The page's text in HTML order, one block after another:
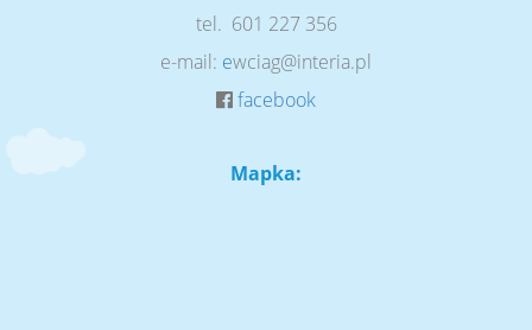
tel. 601 227 356
e-mail: ewciag@interia.pl
facebook
Mapka: